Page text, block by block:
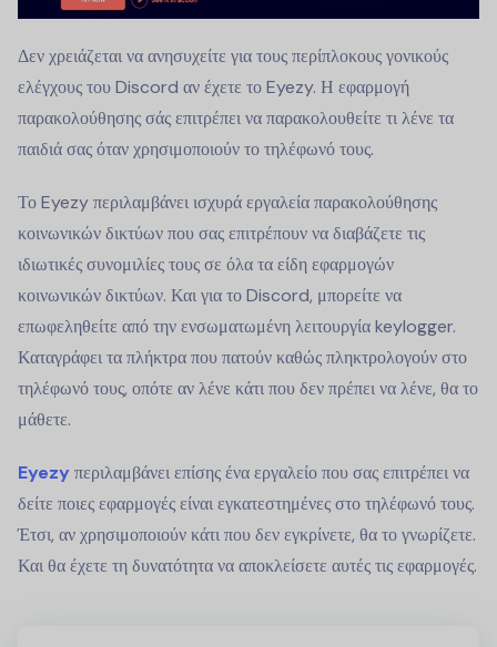
Δεν χρειάζεται να ανησυχείτε για τους περίπλοκους γονικούς
ελέγχους του Discord αν έχετε το Eyezy. Η εφαρμογή
παρακολούθησης σάς επιτρέπει να παρακολουθείτε τι λένε τα
παιδιά σας όταν χρησιμοποιούν το τηλέφωνό τους.
Το Eyezy περιλαμβάνει ισχυρά εργαλεία παρακολούθησης
κοινωνικών δικτύων που σας επιτρέπουν να διαβάζετε τις
ιδιωτικές συνομιλίες τους σε όλα τα είδη εφαρμογών
κοινωνικών δικτύων. Και για το Discord, μπορείτε να
επωφεληθείτε από την ενσωματωμένη λειτουργία keylogger.
Καταγράφει τα πλήκτρα που πατούν καθώς πληκτρολογούν στο
τηλέφωνό τους, οπότε αν λένε κάτι που δεν πρέπει να λένε, θα το
μάθετε.
Eyezy περιλαμβάνει επίσης ένα εργαλείο που σας επιτρέπει να
δείτε ποιες εφαρμογές είναι εγκατεστημένες στο τηλέφωνό τους.
Έτσι, αν χρησιμοποιούν κάτι που δεν εγκρίνετε, θα το γνωρίζετε.
Και θα έχετε τη δυνατότητα να αποκλείσετε αυτές τις εφαρμογές.